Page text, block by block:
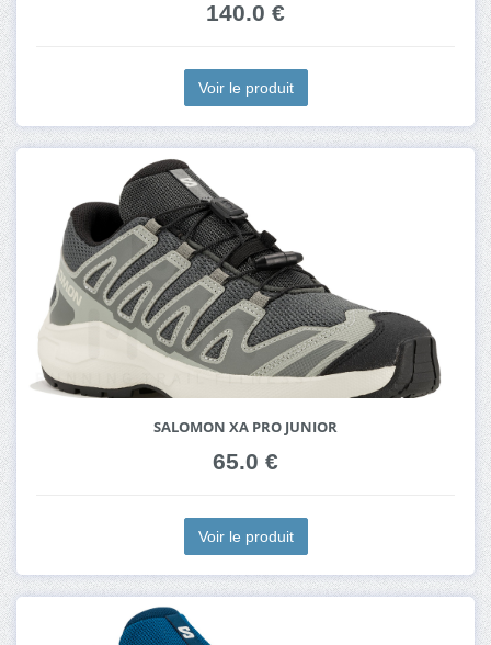
140.0 €
Voir le produit
SALOMON XA PRO JUNIOR
65.0 €
Voir le produit